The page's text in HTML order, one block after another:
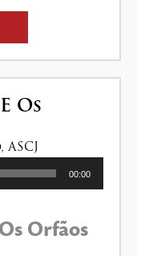
Os
00:00
Orfãos